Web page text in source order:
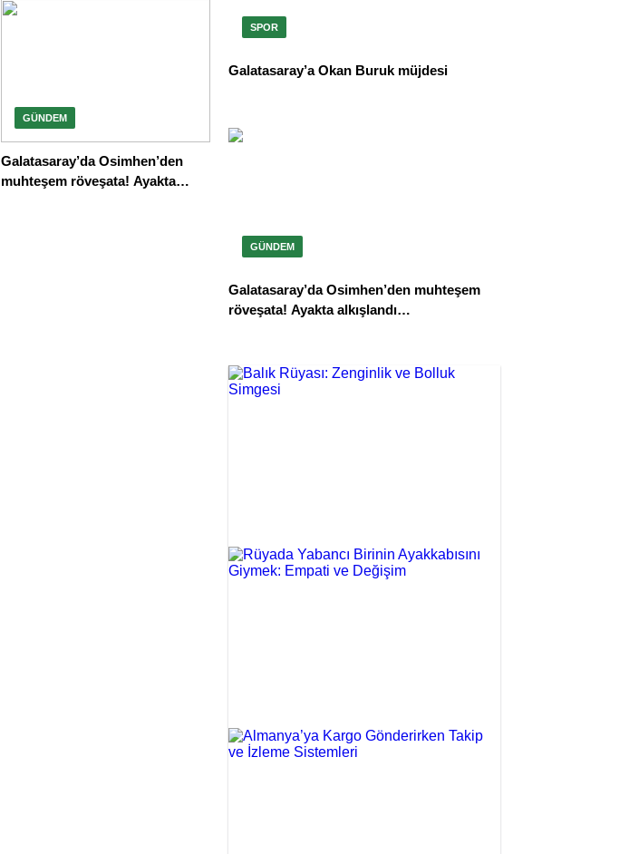
maçı beIN Sports 1 ve TOD
GÜNDEM
Galatasaray’da Osimhen’den
muhteşem röveşata! Ayakta
SPOR
Galatasaray’a Okan Buruk müjdesi
GÜNDEM
Galatasaray’da Osimhen’den muhteşem
röveşata! Ayakta alkışlandı…